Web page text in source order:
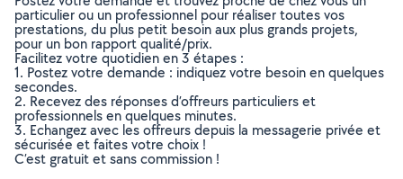
particulier ou un professionnel pour réaliser toutes vos
prestations, du plus petit besoin aux plus grands projets,
pour un bon rapport qualité/prix.
Facilitez votre quotidien en 3 étapes :
1. Postez votre demande : indiquez votre besoin en quelques
secondes.
2. Recevez des réponses d’offreurs particuliers et
professionnels en quelques minutes.
3. Echangez avec les offreurs depuis la messagerie privée et
sécurisée et faites votre choix !
C’est gratuit et sans commission !